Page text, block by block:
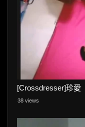
[Crossdresser]珍愛
38 views